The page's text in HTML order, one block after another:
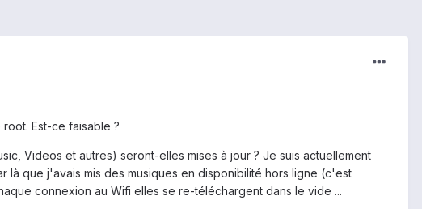
Est-ce faisable ?
Videos et autres) seront-elles mises à jour ? Je suis actuellement
là que j'avais mis des musiques en disponibilité hors ligne (c'est
connexion au Wifi elles se re-téléchargent dans le vide ...